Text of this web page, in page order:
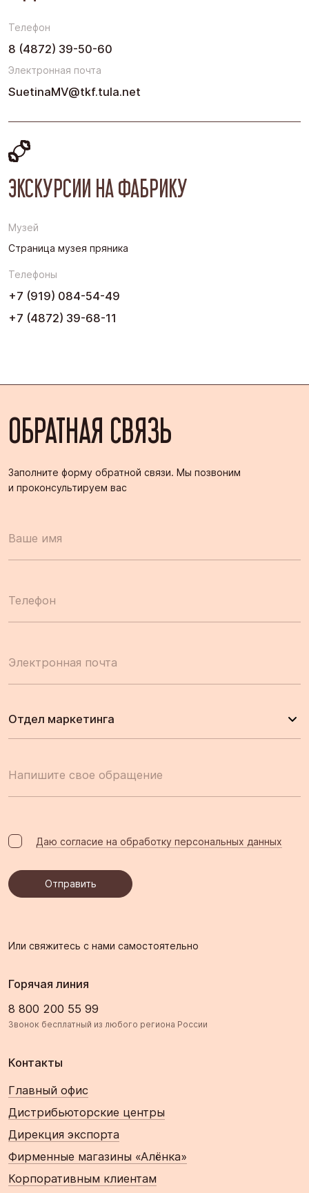
Телефон
8 (4872) 39-50-60
Электронная почта
SuetinaMV@tkf.tula.net
ЭКСКУРСИИ НА ФАБРИКУ
Музей
Страница музея пряника
Телефоны
+7 (919) 084-54-49
+7 (4872) 39-68-11
ОБРАТНАЯ СВЯЗЬ
Заполните форму обратной связи. Мы позвоним
и проконсультируем вас
Ваше имя
Телефон
Электронная почта
Отдел маркетинга
Напишите свое обращение
Даю согласие на обработку персональных данных
Отправить
Или свяжитесь с нами самостоятельно
Горячая линия
8 800 200 55 99
Звонок бесплатный из любого региона России
Контакты
Главный офис
Дистрибьюторские центры
Дирекция экспорта
Фирменные магазины «Алёнка»
Корпоративным клиентам